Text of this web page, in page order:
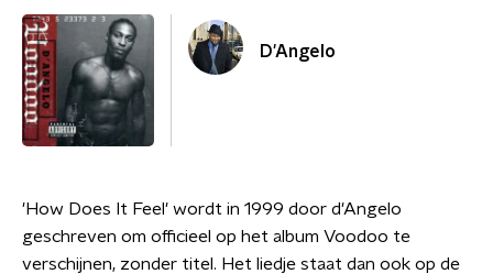
D'Angelo
'How Does It Feel' wordt in 1999 door d'Angelo
geschreven om officieel op het album Voodoo te
verschijnen, zonder titel. Het liedje staat dan ook op de